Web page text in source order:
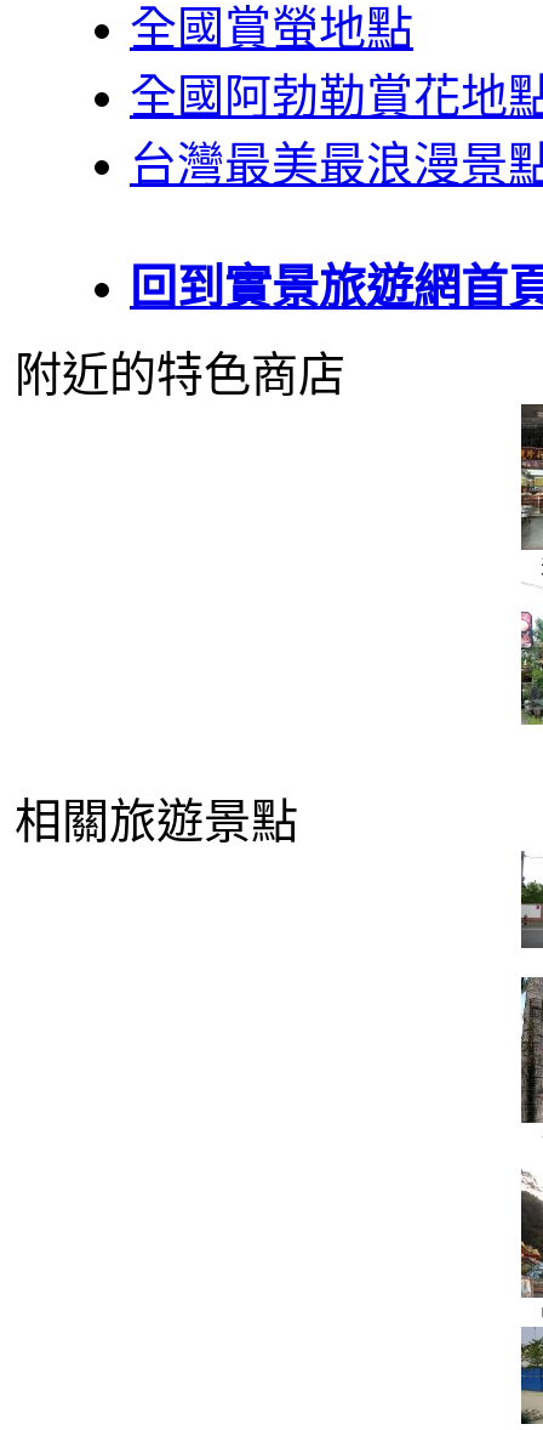
全國賞螢地點
全國阿勃勒賞花地
台灣最美最浪漫景
回到實景旅遊網首
附近的特色商店
相關旅遊景點